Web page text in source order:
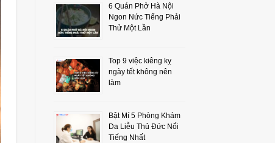
6 Quán Phở Hà Nội
Ngon Nức Tiếng Phải
Thử Một Lần
Top 9 việc kiêng kỵ
ngày tết không nên
làm
Bật Mí 5 Phòng Khám
Da Liễu Thủ Đức Nổi
Tiếng Nhất